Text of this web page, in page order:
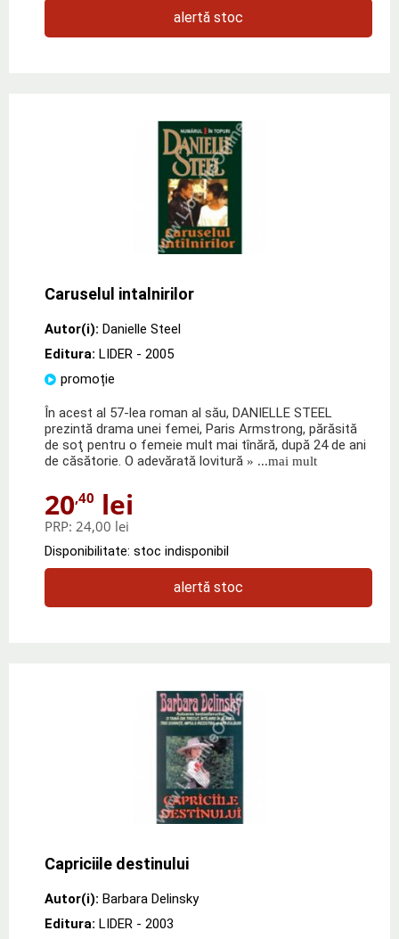
alertă stoc
Caruselul intalnirilor
Autor(i): Danielle Steel
Editura: LIDER - 2005
promoție
În acest al 57-lea roman al său, DANIELLE STEEL
prezintă drama unei femei, Paris Armstrong, părăsită
de soţ pentru o femeie mult mai tînără, după 24 de ani
de căsătorie. O adevărată lovitură » ...mai mult
20,40 lei
PRP: 24,00 lei
Disponibilitate: stoc indisponibil
alertă stoc
Capriciile destinului
Autor(i): Barbara Delinsky
Editura: LIDER - 2003